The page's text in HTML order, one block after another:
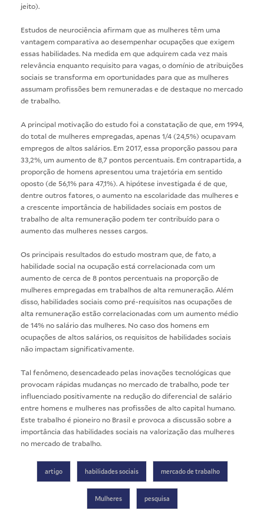
jeito).
Estudos de neurociência afirmam que as mulheres têm uma
vantagem comparativa ao desempenhar ocupações que exigem
essas habilidades. Na medida em que adquirem cada vez mais
relevância enquanto requisito para vagas, o domínio de atribuições
sociais se transforma em oportunidades para que as mulheres
assumam profissões bem remuneradas e de destaque no mercado
de trabalho.
A principal motivação do estudo foi a constatação de que, em 1994,
do total de mulheres empregadas, apenas 1/4 (24,5%) ocupavam
empregos de altos salários. Em 2017, essa proporção passou para
33,2%, um aumento de 8,7 pontos percentuais. Em contrapartida, a
proporção de homens apresentou uma trajetória em sentido
oposto (de 56,1% para 47,1%). A hipótese investigada é de que,
dentre outros fatores, o aumento na escolaridade das mulheres e
a crescente importância de habilidades sociais em postos de
trabalho de alta remuneração podem ter contribuído para o
aumento das mulheres nesses cargos.
Os principais resultados do estudo mostram que, de fato, a
habilidade social na ocupação está correlacionada com um
aumento de cerca de 8 pontos percentuais na proporção de
mulheres empregadas em trabalhos de alta remuneração. Além
disso, habilidades sociais como pré-requisitos nas ocupações de
alta remuneração estão correlacionadas com um aumento médio
de 14% no salário das mulheres. No caso dos homens em
ocupações de altos salários, os requisitos de habilidades sociais
não impactam significativamente.
Tal fenômeno, desencadeado pelas inovações tecnológicas que
provocam rápidas mudanças no mercado de trabalho, pode ter
influenciado positivamente na redução do diferencial de salário
entre homens e mulheres nas profissões de alto capital humano.
Este trabalho é pioneiro no Brasil e provoca a discussão sobre a
importância das habilidades sociais na valorização das mulheres
no mercado de trabalho.
artigo habilidades sociais mercado de trabalho
Mulheres pesquisa